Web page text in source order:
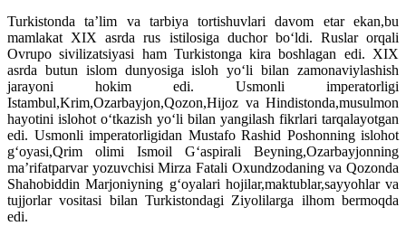
Turkistonda ta’lim va tarbiya tortishuvlari davom etar ekan,bu
mamlakat XIX asrda rus istilosiga duchor bo‘ldi. Ruslar orqali
Ovrupo sivilizatsiyasi ham Turkistonga kira boshlagan edi. XIX
asrda butun islom dunyosiga isloh yo‘li bilan zamonaviylashish
jarayoni hokim edi. Usmonli imperatorligi
Istambul,Krim,Ozarbayjon,Qozon,Hijoz va Hindistonda,musulmon
hayotini islohot o‘tkazish yo‘li bilan yangilash fikrlari tarqalayotgan
edi. Usmonli imperatorligidan Mustafo Rashid Poshonning islohot
g‘oyasi,Qrim olimi Ismoil G‘aspirali Beyning,Ozarbayjonning
ma’rifatparvar yozuvchisi Mirza Fatali Oxundzodaning va Qozonda
Shahobiddin Marjoniyning g‘oyalari hojilar,maktublar,sayyohlar va
tujjorlar vositasi bilan Turkistondagi Ziyolilarga ilhom bermoqda
edi.